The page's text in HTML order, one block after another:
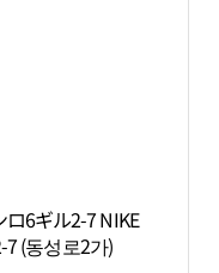
6ギル2-7 NIKE
(동성로2가)